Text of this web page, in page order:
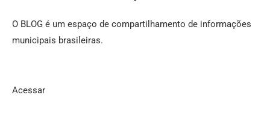
O BLOG é um espaço de compartilhamento de informações
municipais brasileiras.
Acessar